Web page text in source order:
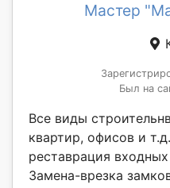
Мастер
Был на
Все виды
квартир, офисов и
реставрация
Замена-врезка